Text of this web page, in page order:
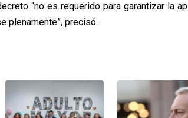
“no es requerido para garantizar la
plenamente”, precisó.